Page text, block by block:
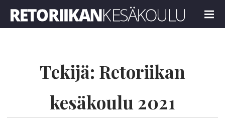
MENU
Tekijä: Retoriikan
kesäkoulu 2021